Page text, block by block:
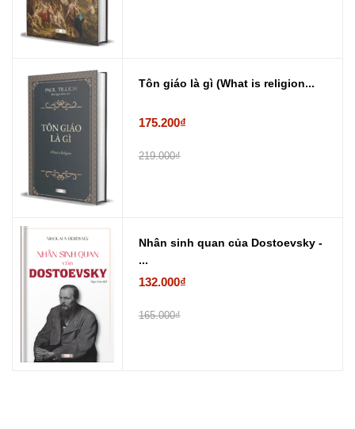
Tôn giáo là gì (What is religion...
175.200₫
219.000₫
Nhân sinh quan của Dostoevsky -
...
132.000₫
165.000₫